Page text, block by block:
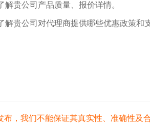
解贵公司产品质量、报价详情。
解贵公司对代理商提供哪些优惠政策和
，我们不能保证其真实性、准确性及